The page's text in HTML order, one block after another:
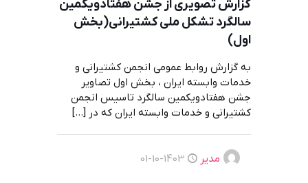
گزارش تصویری از جشن هفتادویکمین
سالگرد تشکل ملی کشتیرانی(بخش
اول)
به گزارش روابط عمومی انجمن کشتیرانی و
خدمات وابسته ایران ، بخش اول تصاویر
جشن هفتادویکمین سالگرد تاسیس انجمن
کشتیرانی و خدمات وابسته ایران که در […]
مدیر 1403-10-01